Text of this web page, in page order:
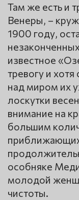
Там же есть и
Венеры, –
1900 году,
известное
тревогу и
над миром их
лоскутки
внимание на
большим
особняке
молодой
чистоты.